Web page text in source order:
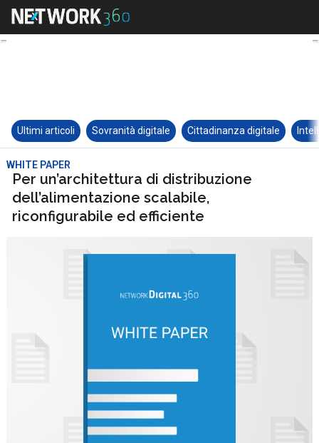
Ultimi articoli Sovranità digitale Cittadinanza digitale
WHITE PAPER
Per un’architettura di distribuzione
dell’alimentazione scalabile,
riconfigurabile ed efficiente